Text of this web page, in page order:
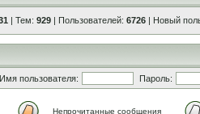
| Тем: 929 | Пользователей: 6726 | Новый
Имя пользователя: Пароль:
Непрочитанные сообщения